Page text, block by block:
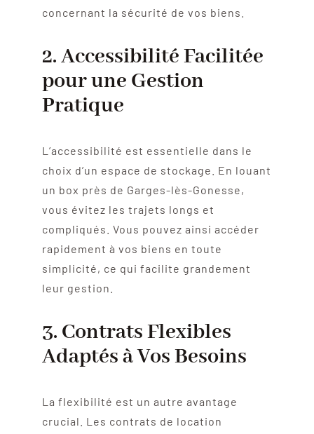
concernant la sécurité de vos biens.
2. Accessibilité Facilitée
pour une Gestion
Pratique
L’accessibilité est essentielle dans le
choix d’un espace de stockage. En louant
un box près de Garges-lès-Gonesse,
vous évitez les trajets longs et
compliqués. Vous pouvez ainsi accéder
rapidement à vos biens en toute
simplicité, ce qui facilite grandement
leur gestion.
3. Contrats Flexibles
Adaptés à Vos Besoins
La flexibilité est un autre avantage
crucial. Les contrats de location